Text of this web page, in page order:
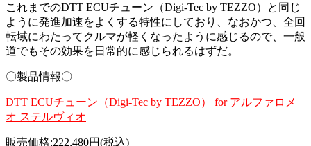
これまでのDTT ECUチューン（Digi-Tec by TEZZO）と同じ
ように発進加速をよくする特性にしており、なおかつ、全回
転域にわたってクルマが軽くなったように感じるので、一般
道でもその効果を日常的に感じられるはずだ。
〇製品情報〇
DTT ECUチューン（Digi-Tec by TEZZO） for アルファロメ
オ ステルヴィオ
販売価格:222,480円(税込)